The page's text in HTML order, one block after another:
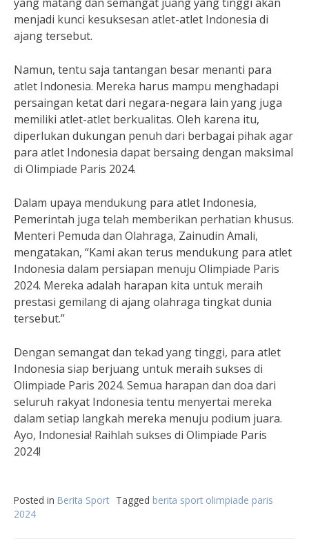
menjadi kunci kesuksesan atlet-atlet Indonesia di
ajang tersebut.
Namun, tentu saja tantangan besar menanti para
atlet Indonesia. Mereka harus mampu menghadapi
persaingan ketat dari negara-negara lain yang juga
memiliki atlet-atlet berkualitas. Oleh karena itu,
diperlukan dukungan penuh dari berbagai pihak agar
para atlet Indonesia dapat bersaing dengan maksimal
di Olimpiade Paris 2024.
Dalam upaya mendukung para atlet Indonesia,
Pemerintah juga telah memberikan perhatian khusus.
Menteri Pemuda dan Olahraga, Zainudin Amali,
mengatakan, “Kami akan terus mendukung para atlet
Indonesia dalam persiapan menuju Olimpiade Paris
2024. Mereka adalah harapan kita untuk meraih
prestasi gemilang di ajang olahraga tingkat dunia
tersebut.”
Dengan semangat dan tekad yang tinggi, para atlet
Indonesia siap berjuang untuk meraih sukses di
Olimpiade Paris 2024. Semua harapan dan doa dari
seluruh rakyat Indonesia tentu menyertai mereka
dalam setiap langkah mereka menuju podium juara.
Ayo, Indonesia! Raihlah sukses di Olimpiade Paris
2024!
Posted in Berita Sport Tagged berita sport olimpiade paris
2024